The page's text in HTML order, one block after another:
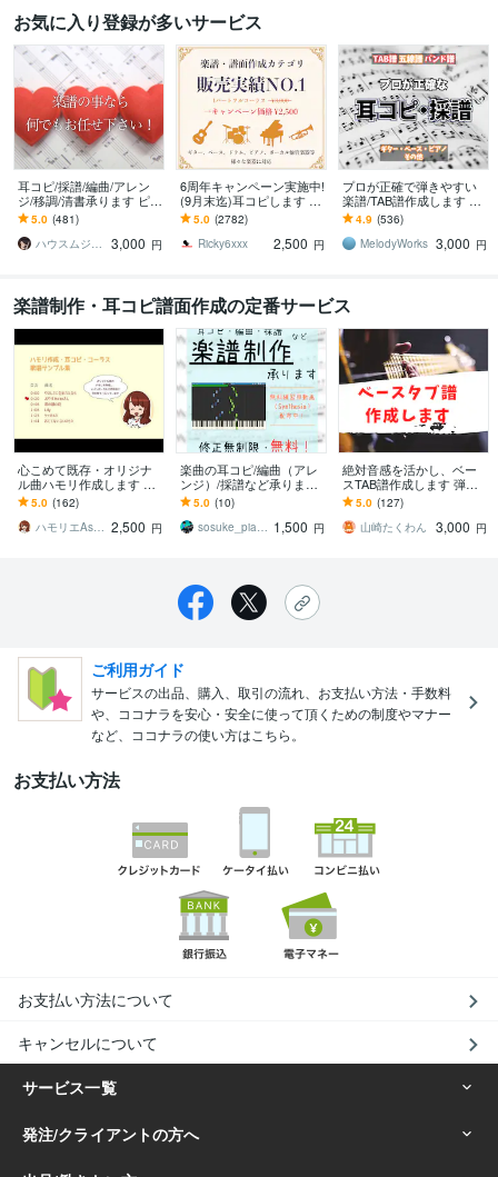
お気に入り登録が多いサービス
耳コピ/採譜/編曲/アレン
ジ/移調/清書承ります ピア
ノ/歌伴奏/管弦/JAZZアド
リブ/コード譜/マスター譜
5.0 (481)
ハウスムジーク
3,000 円
6周年キャンペーン実施中!
(9月末迄)耳コピします TA
B譜、ドラム譜可♪ 1パー
トフルコーラス¥2,500
5.0 (2782)
Ricky6xxx
2,500 円
プロが正確で弾きやすい
楽譜/TAB譜作成します 採
譜実績1000件！あなた
の"弾きたい"をお手伝いし
ます。
4.9 (536)
MelodyWorks 3,000 円
楽譜制作・耳コピ譜面作成の定番サービス
心こめて既存・オリジナ
ル曲ハモリ作成します ハ
モリ•コーラスひとすじ
「ハモる作曲家」におま
かせください！
5.0 (162)
ハモリエAsK（えーすけ） 2,500 円
楽曲の耳コピ/編曲（アレ
ンジ）/採譜など承ります
【修正無制限】¥1,500〜
まずはお気軽にご相談く
ださい！
5.0 (10)
sosuke_piano 1,500 円
絶対音感を活かし、ベー
スTAB譜作成します 弾き
たい曲の譜面が見つから
ない方へ
5.0 (127)
山崎たくわん
3,000 円
ご利用ガイド
サービスの出品、購入、取引の流れ、お支払い方法・手数料
や、ココナラを安心・安全に使って頂くための制度やマナー
など、ココナラの使い方はこちら。
お支払い方法
お支払い方法について
キャンセルについて